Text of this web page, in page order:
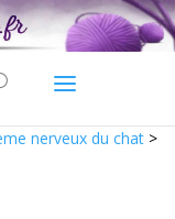
nerveux du chat >